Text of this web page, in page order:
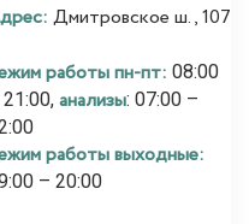
Дмитровское ш., 107
работы пн-пт: 08:00
анализы: 07:00 –
работы выходные:
– 20:00